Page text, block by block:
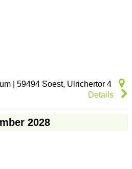
59494 Soest, Ulrichertor 4
Details
2028